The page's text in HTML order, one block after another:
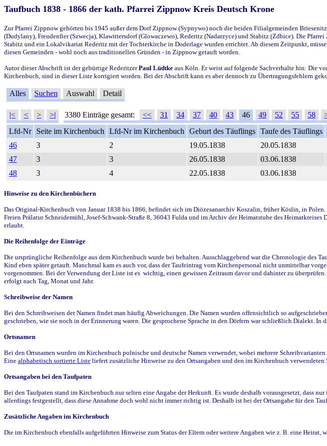
Taufbuch 1838 - 1866 der kath. Pfarrei Zippnow Kreis Deutsch Krone
Zur Pfarrei Zippnow gehörten bis 1945 außer dem Dorf Zippnow (Sypnywo) noch die beiden Filialgemeinden
(Dudylany), Freudenfier (Szwecja), Klawittersdorf (Glowaczewo), Rederitz (Nadarzyce) und Stabitz (Zdbice). Die
Stabitz und ein Lokalvikariat Rederitz mit der Tochterkirche in Doderlage wurden errichtet. Ab diesem Zeitpunkt,
diesen Gemeinden - wohl noch aus traditionellen Gründen - in Zippnow getauft worden.
Autor dieser Abschrift ist der gebürtige RederitzerPaul Lüdtke aus Köln. Er weist auf folgende Sachverhalte hin: Die
Kirchenbuch, sind in dieser Liste korrigiert worden. Bei der Abschrift kann es aber dennoch zu Übertragungsfehlern
Alles Suchen Auswahl Detail
|< < > >| 3380 Einträge gesamt: << 31 34 37 40 43 46 49 52 55 58
Lfd-Nr
Seite im Kirchenbuch Lfd-Nr im Kirchenbuch Geburt des Täuflings Taufe des Täuflings
46
3 2 19.05.1838 20.05.1838
47
3 3 26.05.1838 03.06.1838
48
3 4 22.05.1838 03.06.1838
Hinweise zu den Kirchenbüchern
Das Original-Kirchenbuch von Januar 1838 bis 1866, befindet sich im Diözesanarchiv Koszalin, früher Köslin, in
Freien Prälatur Schneidemühl, Josef-Schwank-Straße 8, 36043 Fulda und im Archiv der Heimatstube des
erlaubt.
Die Reihenfolge der Einträge
Die ursprüngliche Reihenfolge aus dem Kirchenbuch wurde bei behalten. Ausschlaggebend war die Chronologie des
Kind eben später getauft. Manchmal kam es auch vor, dass der Taufeintrag vom Kirchenpersonal nicht unmittelbar
vorgenommen. Bei der Verwendung der Liste ist es wichtig, einen gewissen Zeitraum davor und dahinter zu
erfolgt nach Tag, Monat und Jahr.
Schreibweise der Namen
Bei den Schreibweisen der Namen findet man häufig Abweichungen. Die Namen wurden offensichtlich so
geschrieben, wie sie noch in der Erinnerung waren. Die gesprochene Sprache in den Dörfern war schließlich Dialekt.
Ortsnamen
Bei den Ortsnamen wurden im Kirchenbuch polnische und deutsche Namen verwendet, wobei mehrere
Eine alphabetisch sortierte Liste liefert zusätzliche Hinweise zu den Ortsangaben und den im Kirchenbuch verwendeten
Ortsangaben bei den Taufpaten
Bei den Taufpaten stand im Kirchenbuch nur selten eine Angabe der Herkunft. Es wurde deshalb vorausgesetzt, dass
allerdings festgestellt, dass diese Annahme doch wohl nicht immer richtig ist. Deshalb ist bei der Ortsangabe für den
Zusätzliche Angaben im Kirchenbuch
Die im Kirchenbuch ebenfalls aufgeführten Hinweise zum Status der Eltern oder weitere Angaben wie z. B. eine Heirat,